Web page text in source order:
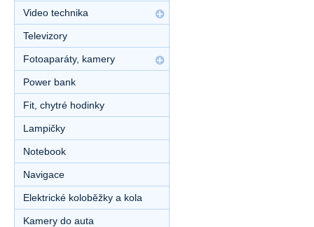
Video technika
Televizory
Fotoaparáty, kamery
Power bank
Fit, chytré hodinky
Lampičky
Notebook
Navigace
Elektrické koloběžky a kola
Kamery do auta